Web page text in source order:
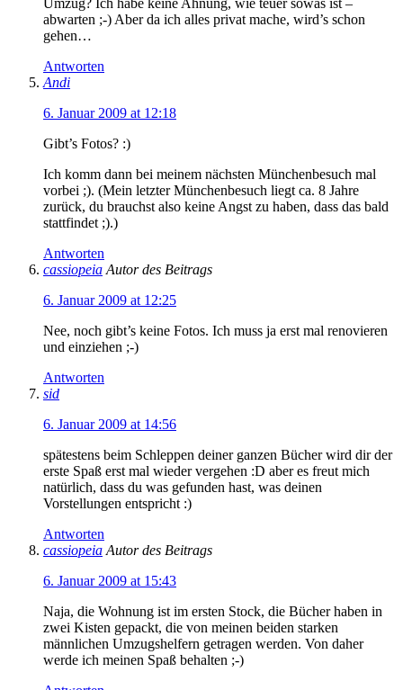
abwarten ;-) Aber da ich alles privat mache, wird’s schon
gehen…
Antworten
Andi
6. Januar 2009 at 12:18
Gibt’s Fotos? :)
Ich komm dann bei meinem nächsten Münchenbesuch mal
vorbei ;). (Mein letzter Münchenbesuch liegt ca. 8 Jahre
zurück, du brauchst also keine Angst zu haben, dass das bald
stattfindet ;).)
Antworten
cassiopeia Autor des Beitrags
6. Januar 2009 at 12:25
Nee, noch gibt’s keine Fotos. Ich muss ja erst mal renovieren
und einziehen ;-)
Antworten
sid
6. Januar 2009 at 14:56
spätestens beim Schleppen deiner ganzen Bücher wird dir der
erste Spaß erst mal wieder vergehen :D aber es freut mich
natürlich, dass du was gefunden hast, was deinen
Vorstellungen entspricht :)
Antworten
cassiopeia Autor des Beitrags
6. Januar 2009 at 15:43
Naja, die Wohnung ist im ersten Stock, die Bücher haben in
zwei Kisten gepackt, die von meinen beiden starken
männlichen Umzugshelfern getragen werden. Von daher
werde ich meinen Spaß behalten ;-)